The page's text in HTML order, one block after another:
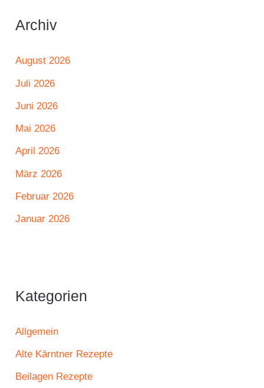
Archiv
August 2026
Juli 2026
Juni 2026
Mai 2026
April 2026
März 2026
Februar 2026
Januar 2026
Kategorien
Allgemein
Alte Kärntner Rezepte
Beilagen Rezepte